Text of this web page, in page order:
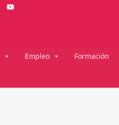
Empleo Formación